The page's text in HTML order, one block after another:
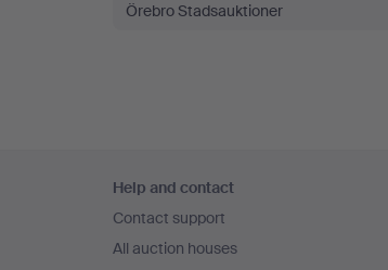
Örebro Stadsauktioner
navigation
Help and contact
Contact support
All auction houses